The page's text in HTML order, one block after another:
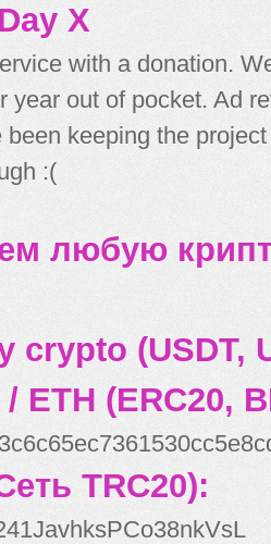
X
with a donation.
year out of pocket. Ad
been keeping the
:(
любую
crypto (USDT,
ETH (ERC20,
TRC20):